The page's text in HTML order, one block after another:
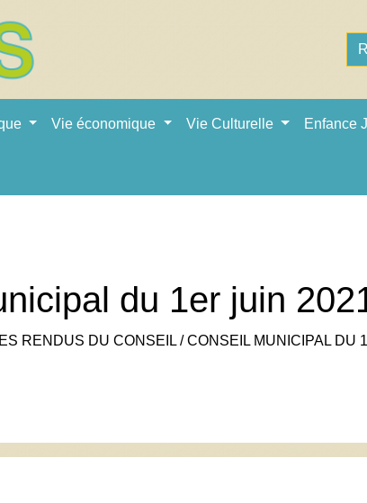
Vie économique Vie Culturelle Enfance
du 1er juin
RENDUS DU CONSEIL/CONSEIL MUNICIPAL DU